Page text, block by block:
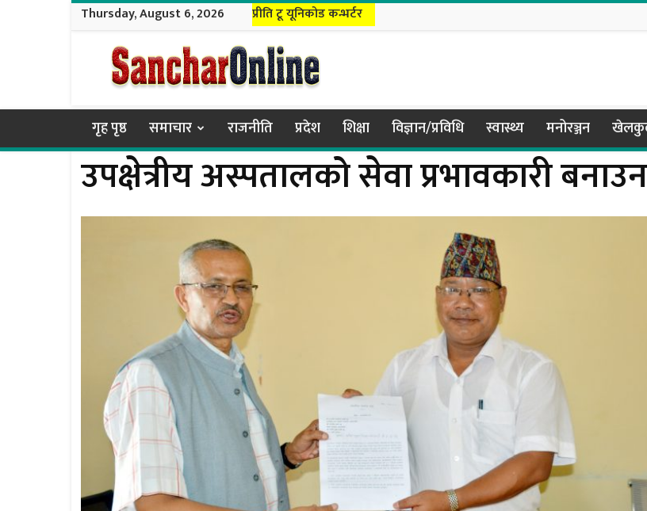
Thursday, August 6, 2026 प्रीति टू यूनिकोड कन्भर्टर
Sanchar
Online
गृह पृष्ठ समाचार राजनीति प्रदेश शिक्षा विज्ञान/प्रविधि स्वास्थ्य मनोरञ्जन
उपक्षेत्रीय अस्पतालको सेवा प्रभावकारी बनाउन